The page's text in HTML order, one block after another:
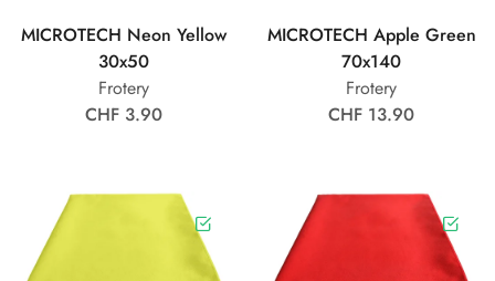
MICROTECH Neon Yellow
30x50
Frotery
CHF 3.90
MICROTECH Apple Green
70x140
Frotery
CHF 13.90